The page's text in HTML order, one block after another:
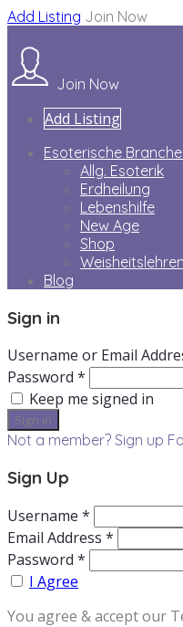
Add Listing Join Now
Join Now
Add Listing
Esoterische
Allg. Esoterik
Erdheilung
Lebenshilfe
New Age
Shop
Weisheitslehren
Blog
Sign in
Username or Email
Password *
Keep me signed in
Not a member? Sign up
Sign Up
Username *
Email Address *
Password *
I Agree
You agree & accept our